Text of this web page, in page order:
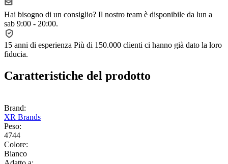
Hai bisogno di un consiglio? Il nostro team è disponibile da lun a
sab 9:00 - 20:00.
15 anni di esperienza Più di 150.000 clienti ci hanno già dato la loro
fiducia.
Caratteristiche del prodotto
Brand:
XR Brands
Peso:
4744
Colore:
Bianco